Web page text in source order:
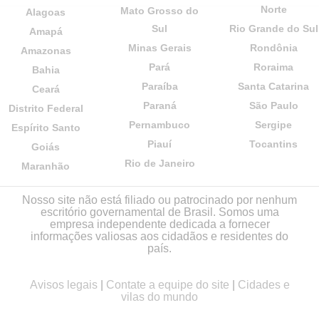
Alagoas
Amapá
Amazonas
Bahia
Ceará
Distrito Federal
Espírito Santo
Goiás
Maranhão
Mato Grosso do
Sul
Minas Gerais
Pará
Paraíba
Paraná
Pernambuco
Piauí
Rio de Janeiro
Norte
Rio Grande do Sul
Rondônia
Roraima
Santa Catarina
São Paulo
Sergipe
Tocantins
Nosso site não está filiado ou patrocinado por nenhum
escritório governamental de Brasil. Somos uma
empresa independente dedicada a fornecer
informações valiosas aos cidadãos e residentes do
país.
Avisos legais Contate a equipe do site
Cidades e
vilas do mundo